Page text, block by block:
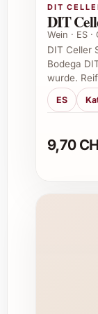
Dank
Voltons
rotem
Ideal
Ein
und
Auch
DIT
DIT
Wein · ES
DIT Celler
Bodega
wurde.
ES
9,70